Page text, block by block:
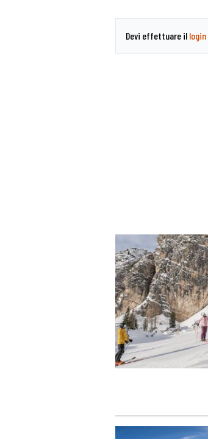
Devi effettuare il login